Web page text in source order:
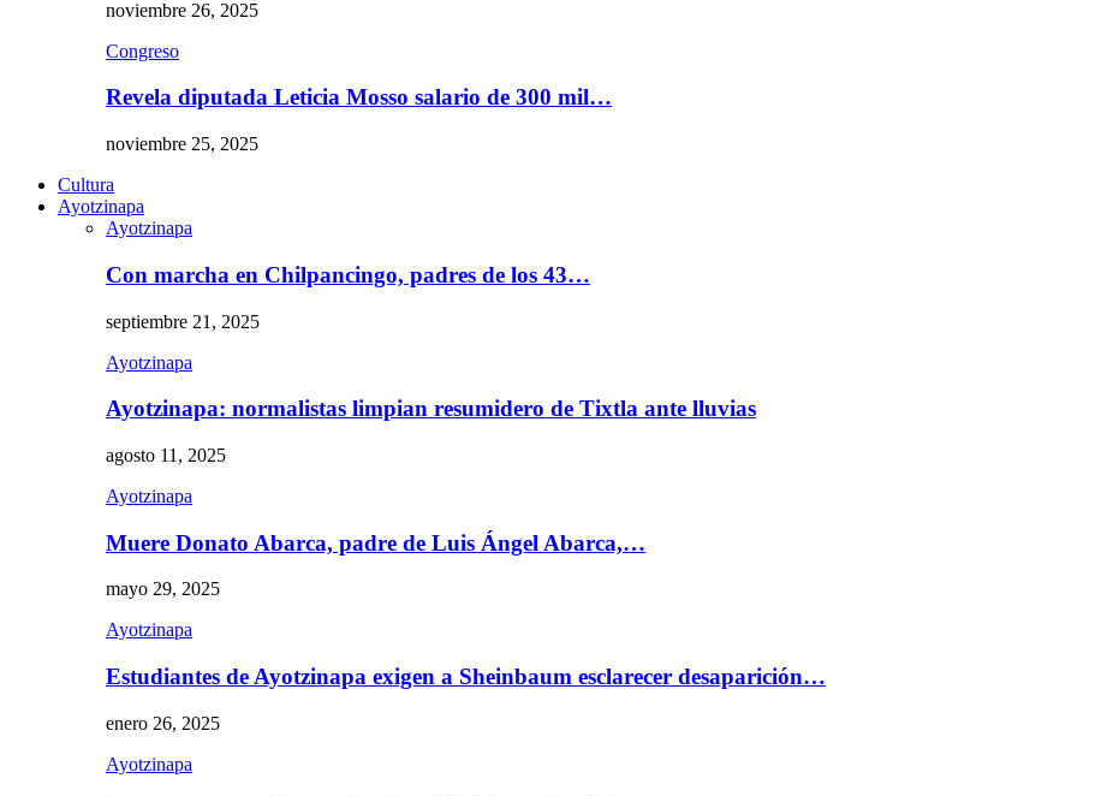
noviembre 26, 2025
Congreso
Revela diputada Leticia Mosso salario de 300 mil…
noviembre 25, 2025
Cultura
Ayotzinapa
Ayotzinapa
Con marcha en Chilpancingo, padres de los 43…
septiembre 21, 2025
Ayotzinapa
Ayotzinapa: normalistas limpian resumidero de Tixtla ante lluvias
agosto 11, 2025
Ayotzinapa
Muere Donato Abarca, padre de Luis Ángel Abarca,…
mayo 29, 2025
Ayotzinapa
Estudiantes de Ayotzinapa exigen a Sheinbaum esclarecer desaparición…
enero 26, 2025
Ayotzinapa